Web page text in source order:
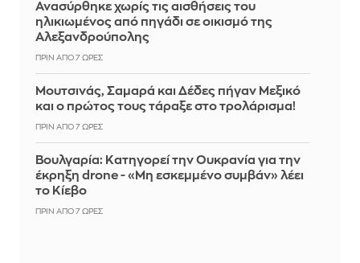
Ανασύρθηκε χωρίς τις αισθήσεις του
ηλικιωμένος από πηγάδι σε οικισμό της
Αλεξανδρούπολης
ΠΡΙΝ ΑΠΌ 7 ΏΡΕΣ
Μουτσινάς, Σαμαρά και Δέδες πήγαν Μεξικό
και ο πρώτος τους τάραξε στο τρολάρισμα!
ΠΡΙΝ ΑΠΌ 7 ΏΡΕΣ
Βουλγαρία: Κατηγορεί την Ουκρανία για την
έκρηξη drone - «Μη εσκεμμένο συμβάν» λέει
το Κίεβο
ΠΡΙΝ ΑΠΌ 7 ΏΡΕΣ